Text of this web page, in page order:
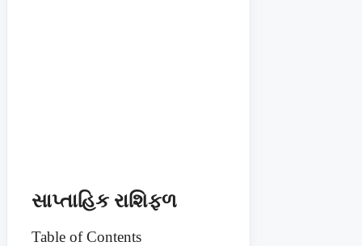
સાપ્તાહિક રાશિફળ
Table of Contents